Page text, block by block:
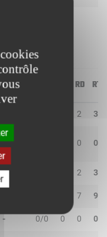
TR/TT RD RT
2 3
100.0 0 0
50.0 2 3
7 9
- 0/0 0 0 0